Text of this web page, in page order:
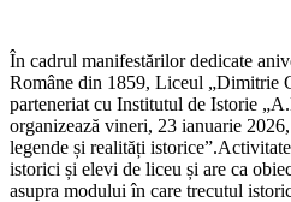
În cadrul manifestărilor dedicate
Române din 1859, Liceul „Dimitrie
parteneriat cu Institutul de Istorie
organizează vineri, 23 ianuarie
legende și realități
istorici și elevi de liceu și are ca
asupra modului în care trecutul